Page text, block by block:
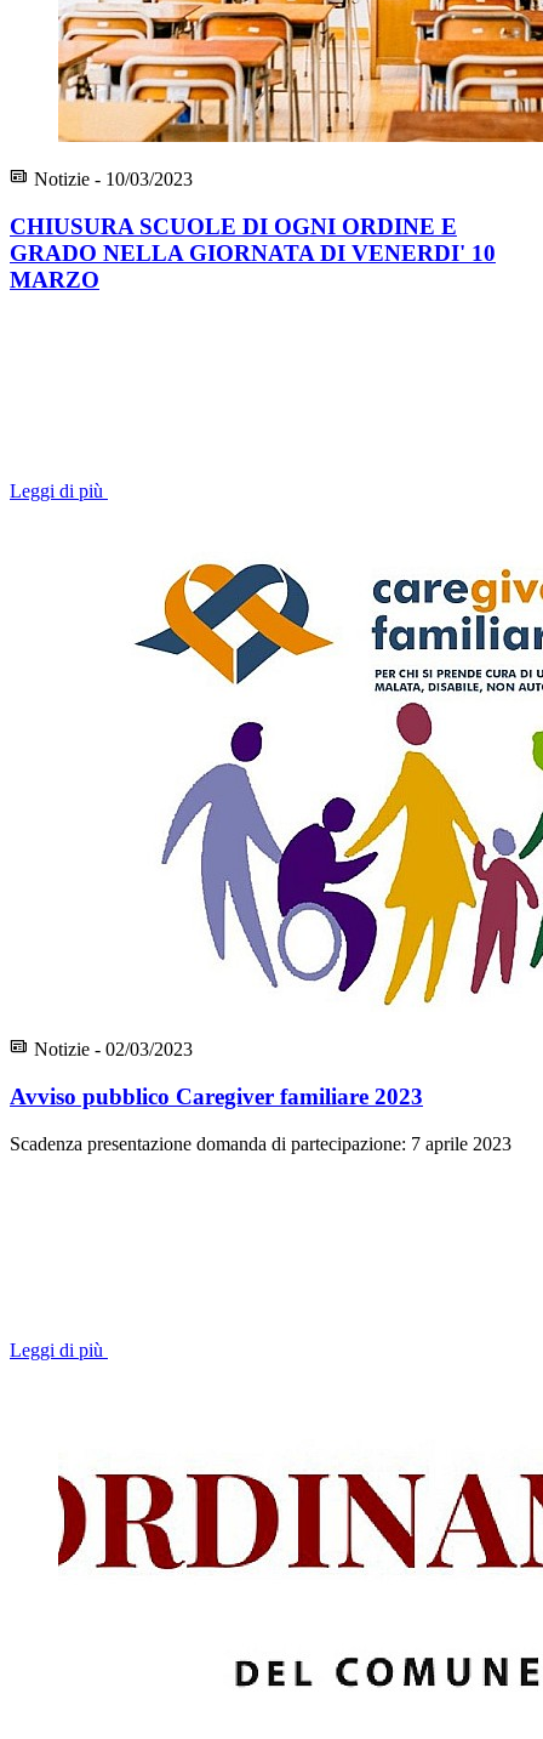
Notizie - 10/03/2023
CHIUSURA SCUOLE DI OGNI ORDINE E
GRADO NELLA GIORNATA DI VENERDI' 10
MARZO
Leggi di più
Notizie - 02/03/2023
Avviso pubblico Caregiver familiare 2023
Scadenza presentazione domanda di partecipazione: 7 aprile 2023
Leggi di più